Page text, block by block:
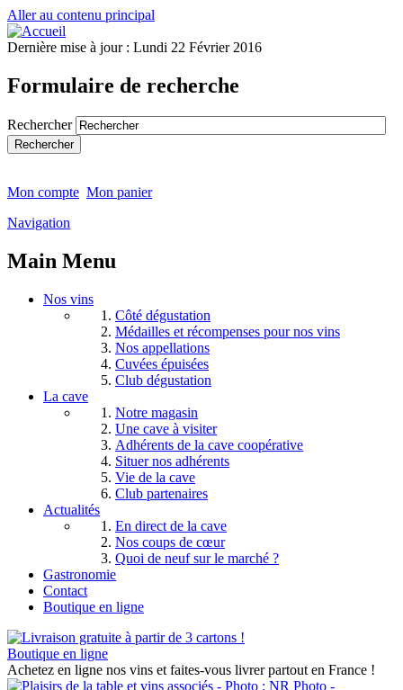
Aller au contenu principal
Dernière mise à jour : Lundi 22 Février 2016
Formulaire de recherche
Rechercher
Mon compte Mon panier
Navigation
Main Menu
Nos vins
Côté dégustation
Médailles et récompenses pour nos vins
Nos appellations
Cuvées épuisées
Club dégustation
La cave
Notre magasin
Une cave à visiter
Adhérents de la cave coopérative
Situer nos adhérents
Vie de la cave
Club partenaires
Actualités
En direct de la cave
Nos coups de cœur
Quoi de neuf sur le marché ?
Gastronomie
Contact
Boutique en ligne
Boutique en ligne
Achetez en ligne nos vins et faites-vous livrer partout en France !